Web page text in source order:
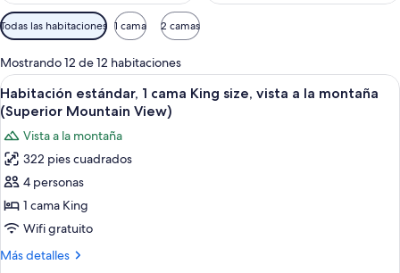
Filtros
disponibles
para
las
habitaciones
Todas las habitaciones 1 cama 2 camas
Mostrando 12 de 12 habitaciones
Abrir
todas
las
fotos
de
Habitación
estándar,
1
cama
Una cama bien hecha con cabecera
6
Habitación estándar, 1 cama King size, vista a la montaña
(Superior Mountain View)
Vista a la montaña
322 pies cuadrados
4 personas
1 cama King
Wifi gratuito
Más detalles
Más